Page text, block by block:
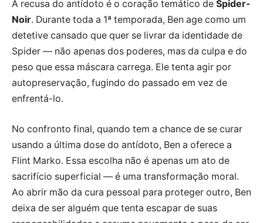
A recusa do antídoto é o coração temático de Spider-
Noir. Durante toda a 1ª temporada, Ben age como um
detetive cansado que quer se livrar da identidade de
Spider — não apenas dos poderes, mas da culpa e do
peso que essa máscara carrega. Ele tenta agir por
autopreservação, fugindo do passado em vez de
enfrentá-lo.
No confronto final, quando tem a chance de se curar
usando a última dose do antídoto, Ben a oferece a
Flint Marko. Essa escolha não é apenas um ato de
sacrifício superficial — é uma transformação moral.
Ao abrir mão da cura pessoal para proteger outro, Ben
deixa de ser alguém que tenta escapar de suas